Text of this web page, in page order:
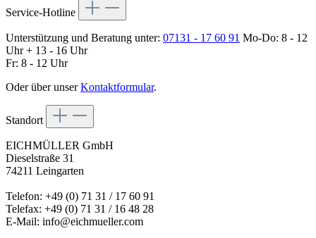
Service-Hotline
Unterstützung und Beratung unter: 07131 - 17 60 91 Mo-Do: 8 - 12
Uhr + 13 - 16 Uhr
Fr: 8 - 12 Uhr
Oder über unserKontaktformular.
Standort
EICHMÜLLER GmbH
Dieselstraße 31
74211 Leingarten
Telefon: +49 (0) 71 31 / 17 60 91
Telefax: +49 (0) 71 31 / 16 48 28
E-Mail: info@eichmueller.com